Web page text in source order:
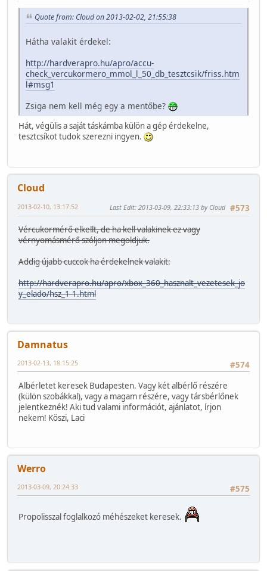
Quote from: Cloud on 2013-02-02, 21:55:38
Hátha valakit érdekel:
http://hardverapro.hu/apro/accu-
check_vercukormero_mmol_l_50_db_tesztcsik/friss.htm
l#msg1
Zsiga nem kell még egy a mentőbe?
Hát, végülis a saját táskámba külön a gép érdekelne,
tesztcsíkot tudok szerezni ingyen.
Cloud
#573
2013-02-10, 13:17:52 Last Edit: 2013-03-09, 22:33:13 by Cloud
Vércukormérő elkellt, de ha kell valakinek ez vagy
vérnyomásmérő szóljon megoldjuk.
Addig újabb cuccok ha érdekelnek valakit:
http://hardverapro.hu/apro/xbox_360_hasznalt_vezetesek_jo
y_elado/hsz_1-1.html
Damnatus
#574
2013-02-13, 18:15:25
Albérletet keresek Budapesten. Vagy két albérlő részére
(külön szobákkal), vagy a magam részére, vagy társbérlőnek
jelentkeznék! Aki tud valami információt, ajánlatot, írjon
nekem! Köszi, Laci
Werro
#575
2013-03-09, 20:24:33
Propolisszal foglalkozó méhészeket keresek.